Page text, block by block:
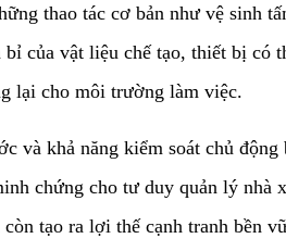
thao tác cơ bản như vệ sinh
của vật liệu chế tạo, thiết bị
lại cho môi trường làm việc.
và khả năng kiểm soát chủ
chứng cho tư duy quản lý
tạo ra lợi thế cạnh tranh bền